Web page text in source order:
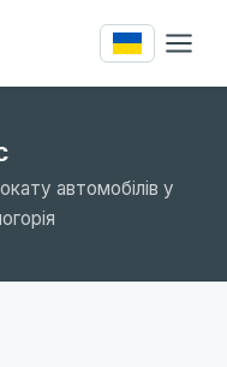
автомобілів у